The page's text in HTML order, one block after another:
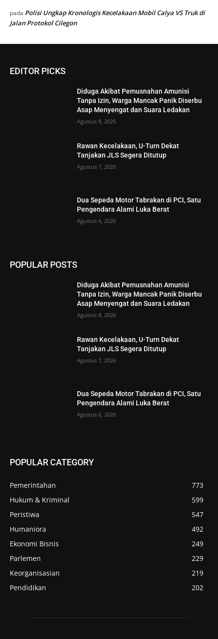
pada Polisi Ungkap Kronologis Kecelakaan Mobil Calya VS Truk di
Jalan Protokol Cilegon
EDITOR PICKS
Diduga Akibat Pemusnahan Amunisi
Tanpa Izin, Warga Mancak Panik Diserbu
Asap Menyengat dan Suara Ledakan
Agustus 8, 2026
Rawan Kecelakaan, U-Turn Dekat
Tanjakan JLS Segera Ditutup
Agustus 7, 2026
Dua Sepeda Motor Tabrakan di PCI, Satu
Pengendara Alami Luka Berat
Agustus 6, 2026
POPULAR POSTS
Diduga Akibat Pemusnahan Amunisi
Tanpa Izin, Warga Mancak Panik Diserbu
Asap Menyengat dan Suara Ledakan
Agustus 8, 2026
Rawan Kecelakaan, U-Turn Dekat
Tanjakan JLS Segera Ditutup
Agustus 7, 2026
Dua Sepeda Motor Tabrakan di PCI, Satu
Pengendara Alami Luka Berat
Agustus 6, 2026
POPULAR CATEGORY
Pemerintahan
773
Hukum & Kriminal
599
Peristiwa
547
Humaniora
492
Ekonomi Bisnis
249
Parlemen
229
Keorganisasian
219
Pendidikan
202